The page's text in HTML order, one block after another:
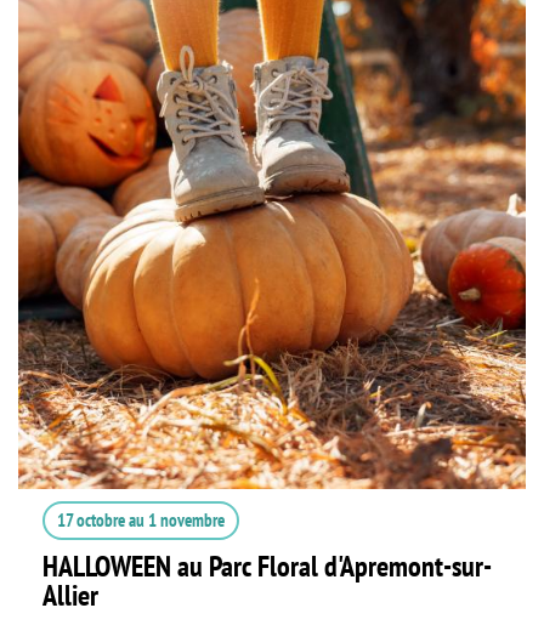
17 octobreau 1 novembre
HALLOWEEN au Parc Floral d'Apremont-sur-
Allier